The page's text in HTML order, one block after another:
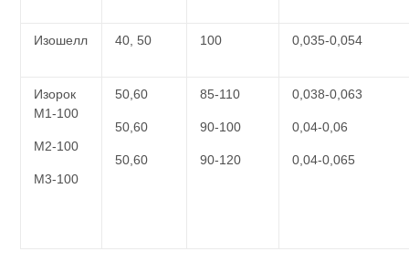
Изошелл 40, 50 100 0,035-0,054
Изорок
М1-100
М2-100
М3-100
50,60
50,60
50,60
85-110
90-100
90-120
0,038-0,063
0,04-0,06
0,04-0,065